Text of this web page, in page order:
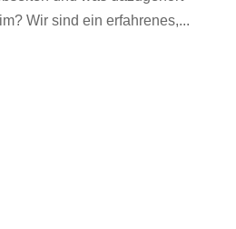
Wir sind ein erfahrenes,...